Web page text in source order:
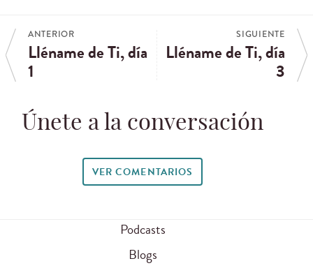
ANTERIOR
Lléname de Ti, día
1
SIGUIENTE
Lléname de Ti, día
3
Únete a la conversación
VER COMENTARIOS
Podcasts
Blogs